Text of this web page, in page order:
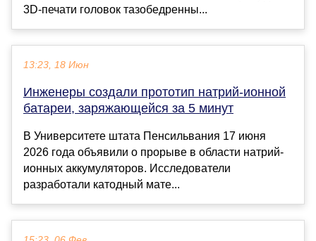
3D-печати головок тазобедренны...
13:23, 18 Июн
Инженеры создали прототип натрий-ионной
батареи, заряжающейся за 5 минут
В Университете штата Пенсильвания 17 июня
2026 года объявили о прорыве в области натрий-
ионных аккумуляторов. Исследователи
разработали катодный мате...